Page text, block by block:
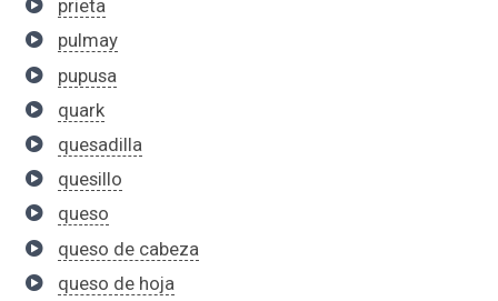
prieta
pulmay
pupusa
quark
quesadilla
quesillo
queso
queso de cabeza
queso de hoja